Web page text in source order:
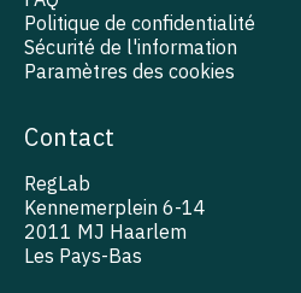
Politique de confidentialité
Sécurité de l'information
Paramètres des cookies
Contact
RegLab
Kennemerplein 6-14
2011 MJ Haarlem
Les Pays-Bas